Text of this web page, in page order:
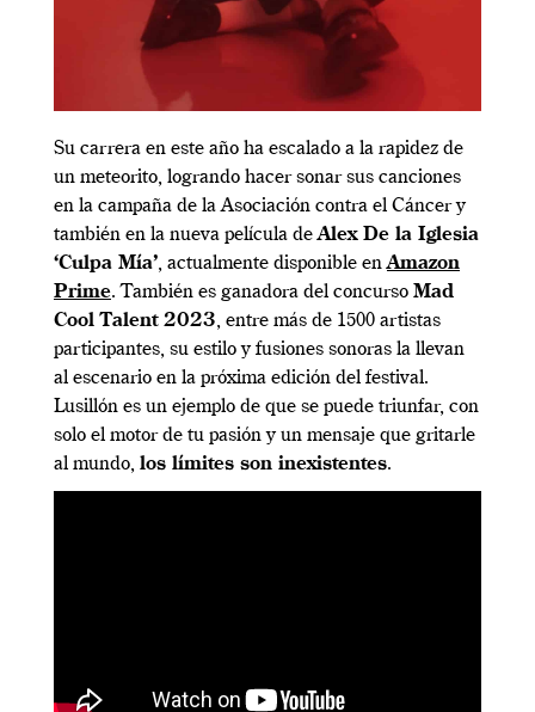
Su carrera en este año ha escalado a la rapidez de
un meteorito, logrando hacer sonar sus canciones
en la campaña de la Asociación contra el Cáncer y
también en la nueva película deAlex De la Iglesia
‘Culpa Mía’, actualmente disponible enAmazon
Prime. También es ganadora del concurso Mad
Cool Talent 2023, entre más de 1500 artistas
participantes, su estilo y fusiones sonoras la llevan
al escenario en la próxima edición del festival.
Lusillón es un ejemplo de que se puede triunfar, con
solo el motor de tu pasión y un mensaje que gritarle
al mundo, los límites son inexistentes.